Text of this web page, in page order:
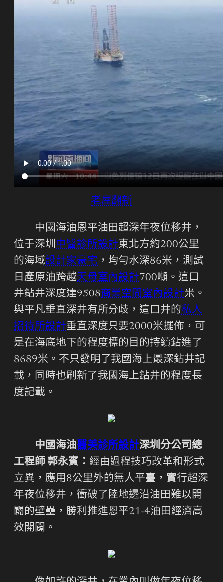
老屋翻新
中國海油恩平油田超深年夜位移井，
位于深圳 中醫診所設計東北方約200公里
的海域設計家豪宅 ，均勻水深86米，測試
日產原油跨越天母室內設計700噸。這口
井鉆井深度達9508商業空間室內設計米。
與平凡垂直深井有所分歧，這口井的私人
招待所設計垂直深度只要2000米擺佈，可
是在海底地下的程度標的目的持續鉆進了
8689米。不只發明了我國海上最深鉆井記
載，同時也刷新了我國海上鉆井的程度長
度記載。
中國海油醫美診所設計深圳分公司總
工程師 郭永賓： 經由過程技巧改革和形式
立異，應用8公里外的無人平臺，實行超深
年夜位移井，衝破了陸地邊沿油田難以開
闢的壁壘，勝利推進恩平21-4油田經濟高
效開闢。